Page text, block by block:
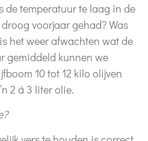
de temperatuur te laag in de
voorjaar gehad? Was
het weer afwachten wat de
gemiddeld kunnen we
10 tot 12 kilo olijven
2 á 3 liter olie.